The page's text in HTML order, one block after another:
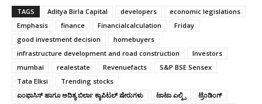
TAGS Aditya Birla Capital developers
economic legislations
Emphasis
finance Financialcalculation
Friday
good investment decision
homebuyers
infrastructure development and road construction
Investors
mumbai
realestate Revenuefacts
S&P BSE Sensex
Tata Elksi
Trending stocks
ಎಂಫಾಸಿಸ್ ಹಾಗೂ ಆದಿತ್ಯ ಬಿರ್ಲಾ ಕ್ಯಾಪಿಟಲ್ ಷೇರುಗಳು
ಟಾಟಾ ಎಲ್ಕ್ಸಿ
ಟ್ರೆಂಡಿಂಗ್